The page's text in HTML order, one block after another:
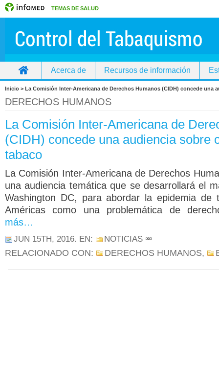
TEMAS DE SALUD
Acerca de Recursos de información
Inicio > La Comisión Inter-Americana de Derechos Humanos (CIDH) concede una
DERECHOS HUMANOS
La Comisión Inter-Americana de
(CIDH) concede una audiencia sobre
tabaco
La Comisión Inter-Americana de Derechos
una audiencia temática que se desarrollará el
Washington DC, para abordar la epidemia de
Américas como una problemática de
más…
JUN 15TH, 2016. EN: NOTICIAS
RELACIONADO CON: DERECHOS HUMANOS,